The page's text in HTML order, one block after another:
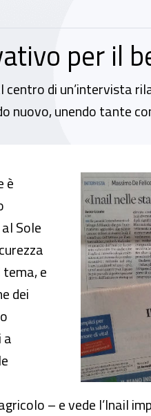
per il
di un’intervista
nuovo, unendo tante
è
Sole
e
dei
a
– e vede l’Inail